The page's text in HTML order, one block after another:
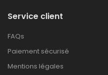
Service client
FAQs
Paiement sécurisé
Mentions légales